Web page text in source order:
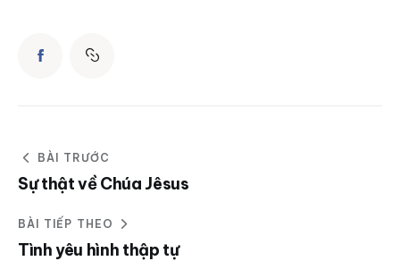
BÀI TRƯỚC
Sự thật về Chúa Jêsus
BÀI TIẾP THEO
Tình yêu hình thập tự